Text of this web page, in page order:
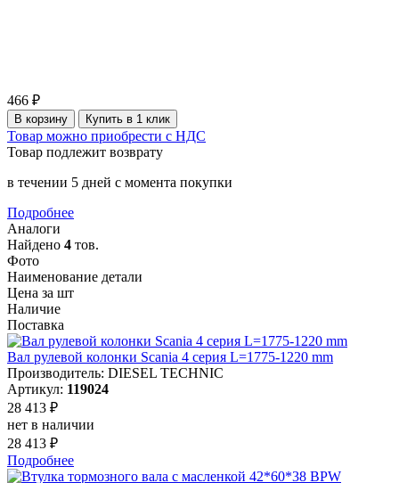
466 ₽
В корзину Купить в 1 клик
Товар можно приобрести с НДС
Товар подлежит возврату
в течении 5 дней с момента покупки
Подробнее
Аналоги
Найдено 4 тов.
Фото
Наименование детали
Цена за шт
Наличие
Поставка
Вал рулевой колонки Scania 4 серия L=1775-1220 mm
Производитель: DIESEL TECHNIC
Артикул: 119024
28 413 ₽
нет в наличии
28 413 ₽
Подробнее